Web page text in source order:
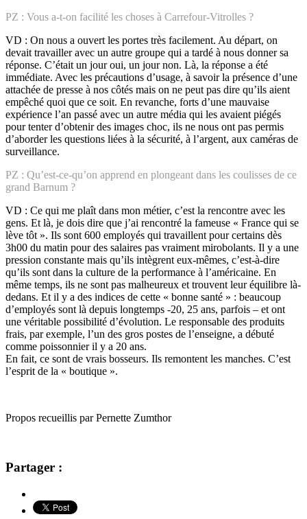
PZ : Vous a-t-on facilité les choses à Carrefour-Vitrolles ?
VD : On nous a ouvert les portes très facilement. Au départ, on
devait travailler avec un autre groupe qui a tardé à nous donner sa
réponse. C’était un jour oui, un jour non. Là, la réponse a été
immédiate. Avec les précautions d’usage, à savoir la présence d’une
attachée de presse à nos côtés mais on ne peut pas dire qu’ils aient
empêché quoi que ce soit. En revanche, forts d’une mauvaise
expérience l’an passé avec un autre média qui les avaient piégés
pour tenter d’obtenir des images choc, ils ne nous ont pas permis
d’aborder les questions liées à la sécurité, à l’argent, aux caméras de
surveillance.
PZ : Qu’est-ce-qu’on apprend en plongeant dans les coulisses de ce
grand Barnum ?
VD : Ce qui me plaît dans mon métier, c’est la rencontre avec les
gens. Et là, je dois dire que j’ai rencontré la fameuse « France qui se
lève tôt ». Ils sont 600 employés qui travaillent pour certains dès
3h00 du matin pour des salaires pas vraiment mirobolants. Il y a une
pression constante mais qu’ils intègrent eux-mêmes, c’est-à-dire
qu’ils sont dans la culture de la performance à l’américaine. En
même temps, ils ne sont pas malheureux et trouvent leur équilibre là-
dedans. Et il y a des indices de cette « bonne santé » : beaucoup
d’employés sont là depuis longtemps -20, 25 ans, parfois – et ont
une véritable possibilité d’évolution. Le responsable des produits
frais, par exemple, l’un des gros postes de l’enseigne, a débuté
comme poissonnier il y a 20 ans.
En fait, ce sont de vrais bosseurs. Ils remontent les manches. C’est
l’esprit de la « boutique ».
Propos recueillis par Pernette Zumthor
Partager :